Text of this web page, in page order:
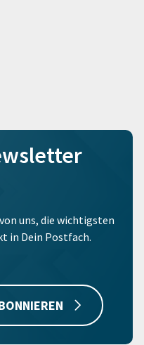
uns, die wichtigsten
in Dein Postfach.